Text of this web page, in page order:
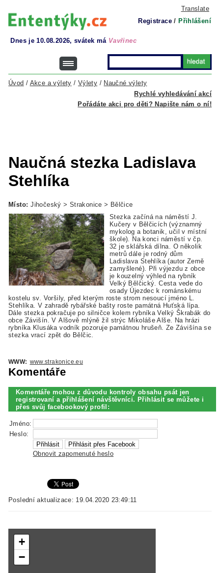
Translate
Registrace / Přihlášení
Dnes je 10.08.2026, svátek má Vavřinec
Rychlé vyhledávání akcí
Úvod / Akce a výlety / Výlety / Naučné výlety
Pořádáte akci pro děti? Napište nám o ní!
Naučná stezka Ladislava
Stehlíka
Místo: Jihočeský > Strakonice > Bělčice
Stezka začíná na náměstí J.
Kučery v Bělčicích (významný
mykolog a botanik, učil v místní
škole). Na konci náměstí v čp.
32 je sklářská dílna. O několik
metrů dále je rodný dům
Ladislava Stehlíka (autor Země
zamyšlené). Při výjezdu z obce
je kouzelný výhled na rybník
Velký Bělčický. Cesta vede do
osady Újezdec k románskému
kostelu sv. Voršily, před kterým roste strom nesoucí jméno L.
Stehlíka. V zahradě rybářské bašty roste památná Huťská lípa.
Dále stezka pokračuje po silničce kolem rybníka Velký Škrabák do
obce Závišín. V Alšově mlýně žil strýc Mikoláše Alše. Na hrázi
rybníka Klusáka vodník pozoruje památnou hrušeň. Ze Závišína se
stezka vrací zpět do Bělčic.
WWW: www.strakonice.eu
Komentáře
Komentáře mohou z důvodu kontroly obsahu psát jen
registrovaní a přihlášení návštěvníci. Přihlásit se můžete i
přes svůj facebookový profil:
Jméno:
Heslo:
Obnovit zapomenuté heslo
Poslední aktualizace: 19.04.2020 23:49:11
+
−